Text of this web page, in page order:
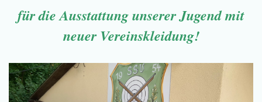
für die Ausstattung unserer Jugend mit
neuer Vereinskleidung!